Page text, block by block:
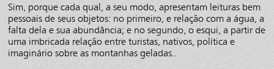
Sim, porque cada qual, a seu modo, apresentam leituras bem
pessoais de seus objetos: no primeiro, e relação com a água, a
falta dela e sua abundância; e no segundo, o esqui, a partir de
uma imbricada relação entre turistas, nativos, política e
imaginário sobre as montanhas geladas..